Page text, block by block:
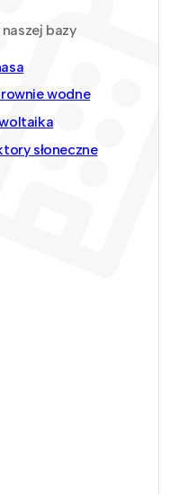
bazy
wodne
słoneczne